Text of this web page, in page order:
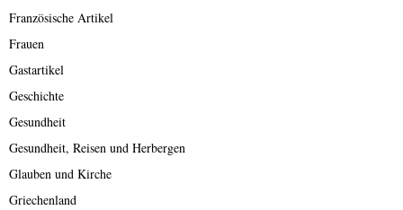
Französische Artikel
Frauen
Gastartikel
Geschichte
Gesundheit
Gesundheit, Reisen und Herbergen
Glauben und Kirche
Griechenland